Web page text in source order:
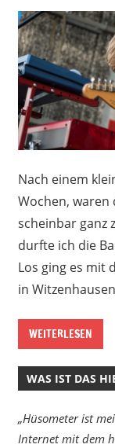
Nach einem
Wochen, waren
scheinbar ganz
durfte ich die
Los ging es mit
in
WEITERLESEN
WAS IST DAS
„Hüsometer ist
Internet mit dem